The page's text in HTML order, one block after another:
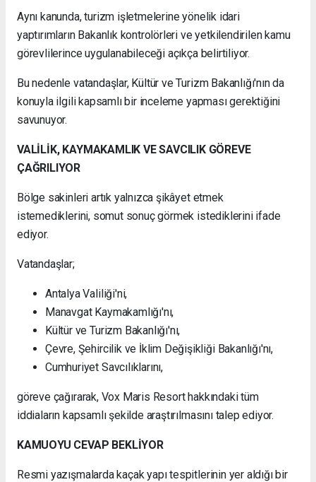
Aynı kanunda, turizm işletmelerine yönelik idari
yaptırımların Bakanlık kontrolörleri ve yetkilendirilen kamu
görevlilerince uygulanabileceği açıkça belirtiliyor.
Bu nedenle vatandaşlar, Kültür ve Turizm Bakanlığı'nın da
konuyla ilgili kapsamlı bir inceleme yapması gerektiğini
savunuyor.
VALİLİK, KAYMAKAMLIK VE SAVCILIK GÖREVE
ÇAĞRILIYOR
Bölge sakinleri artık yalnızca şikâyet etmek
istemediklerini, somut sonuç görmek istediklerini ifade
ediyor.
Vatandaşlar;
Antalya Valiliği'ni,
Manavgat Kaymakamlığı'nı,
Kültür ve Turizm Bakanlığı'nı,
Çevre, Şehircilik ve İklim Değişikliği Bakanlığı'nı,
Cumhuriyet Savcılıklarını,
göreve çağırarak, Vox Maris Resort hakkındaki tüm
iddiaların kapsamlı şekilde araştırılmasını talep ediyor.
KAMUOYU CEVAP BEKLİYOR
Resmi yazışmalarda kaçak yapı tespitlerinin yer aldığı bir